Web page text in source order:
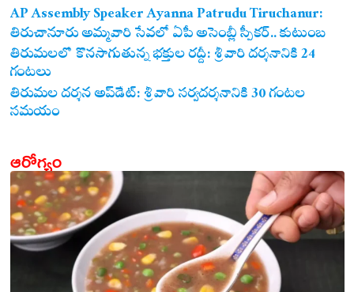
AP Assembly Speaker Ayanna Patrudu Tiruchanur:
తిరుచానూరు అమ్మవారి సేవలో ఏపీ అసెంబ్లీ స్పీకర్.. కుటుంబ
సమేతంగా దర్శించుకున్న అయ్యన్నపాత్రుడు!
తిరుమలలో కొనసాగుతున్న భక్తుల రద్దీ: శ్రీవారి దర్శనానికి 24
గంటలు
తిరుమల దర్శన అప్‌డేట్: శ్రీవారి సర్వదర్శనానికి 30 గంటల
సమయం
ఆరోగ్యం